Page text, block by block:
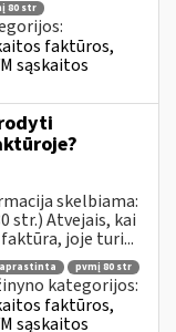
80 str
faktūros,
sąskaitos
skelbiama:
str.) Atvejais, kai
joje turi...
pvmį 80 str
kategorijos:
faktūros,
sąskaitos